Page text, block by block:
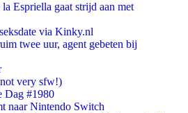
Espriella gaat strijd aan met
via Kinky.nl
twee uur, agent gebeten bij
very sfw!)
Dag #1980
naar Nintendo Switch